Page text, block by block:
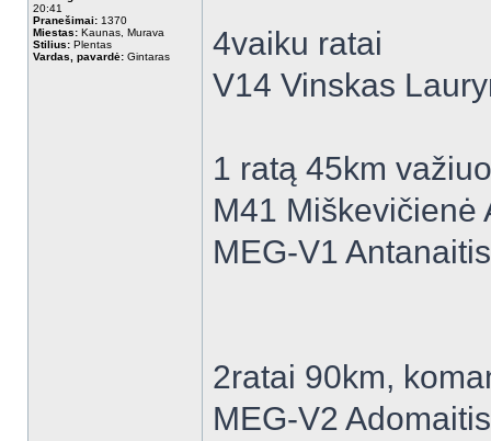
20:41
Pranešimai: 1370
Miestas: Kaunas, Murava
Stilius: Plentas
Vardas, pavardė: Gintaras
4vaiku ratai
V14 Vinskas
1 ratą 45km
M41 Miškevičienė
MEG-V1
2ratai 90km,
MEG-V2